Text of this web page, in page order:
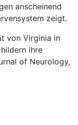
anscheinend
zeigt.
von Virginia in
ihre
of Neurology,